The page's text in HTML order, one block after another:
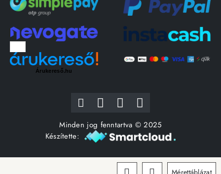
Mérettáblázat
Árukereső.hu
Minden jog fenntartva © 2025
Készítette: